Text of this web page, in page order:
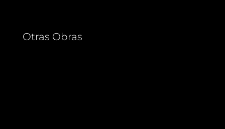
Otras Obras